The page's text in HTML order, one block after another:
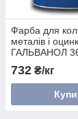
Фарба для
металів і
ГАЛЬВАНОЛ
/ 1 кг
732 ₴/кг